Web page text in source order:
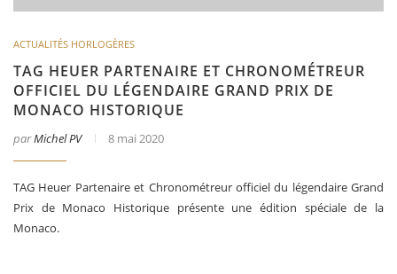
ACTUALITÉS HORLOGÈRES
TAG HEUER PARTENAIRE ET CHRONOMÉTREUR
OFFICIEL DU LÉGENDAIRE GRAND PRIX DE
MONACO HISTORIQUE
parMichel PV 8 mai 2020
TAG Heuer Partenaire et Chronométreur officiel du légendaire Grand
Prix de Monaco Historique présente une édition spéciale de la
Monaco.